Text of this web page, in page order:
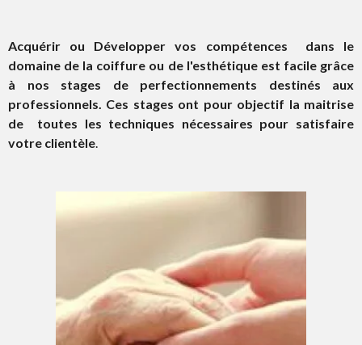
Acquérir ou Développer vos compétences dans le
domaine de la coiffure ou de l'esthétique est facile grâce
à nos stages de perfectionnements destinés aux
professionnels. Ces stages ont pour objectif la maitrise
de toutes les techniques nécessaires pour satisfaire
votre clientèle.